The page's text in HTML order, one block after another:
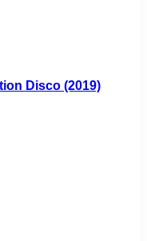
Disco (2019)